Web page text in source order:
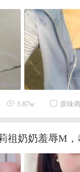
3.87w 原味
祖奶奶羞辱M